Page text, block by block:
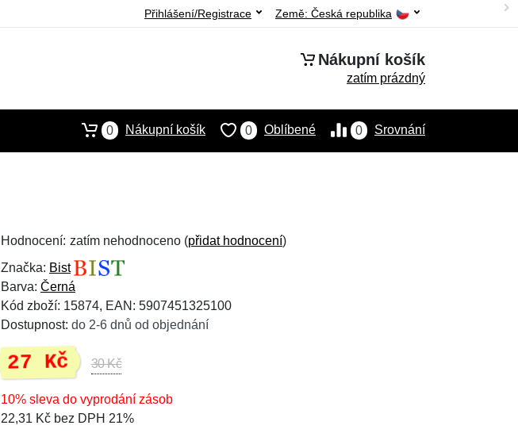
Země: Česká republika
Přihlášení/Registrace
Nákupní košík
zatím prázdný
0 Srovnání
0 Oblíbené
0 Nákupní košík
Hodnocení: zatím nehodnoceno (přidat hodnocení)
Značka: Bist
Barva: Černá
Kód zboží: 15874, EAN: 5907451325100
Dostupnost: do 2-6 dnů od objednání
27 Kč 30 Kč
10% sleva do vyprodání zásob
22,31 Kč bez DPH 21%